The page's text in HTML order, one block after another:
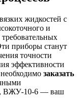
жидкостей с
и
приборы станут
точности
эффективности
заказать
, ВЖУ-10-6 — ваш